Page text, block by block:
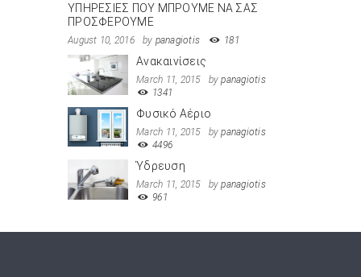
ΥΠΗΡΕΣΙΕΣ ΠΟΥ ΜΠΡΟΥΜΕ ΝΑ ΣΑΣ
ΠΡΟΣΦΕΡΟΥΜΕ
August 10, 2016 by panagiotis 181
Ανακαινίσεις
March 11, 2015 bypanagiotis
1341
Φυσικό Αέριο
March 11, 2015 bypanagiotis
4496
Ύδρευση
March 11, 2015 bypanagiotis
961